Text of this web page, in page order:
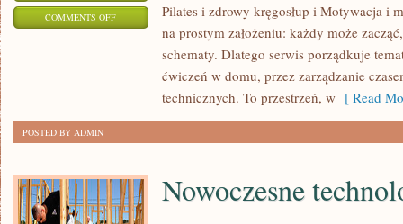
COMMENTS OFFON
Pilates i zdrowy kręgosłup i Motywacja i
na prostym założeniu: każdy może
schematy. Dlatego serwis porządkuje
ćwiczeń w domu, przez zarządzanie
technicznych. To przestrzeń, w [ Read
POSTED BY ADMIN
Nowoczesne